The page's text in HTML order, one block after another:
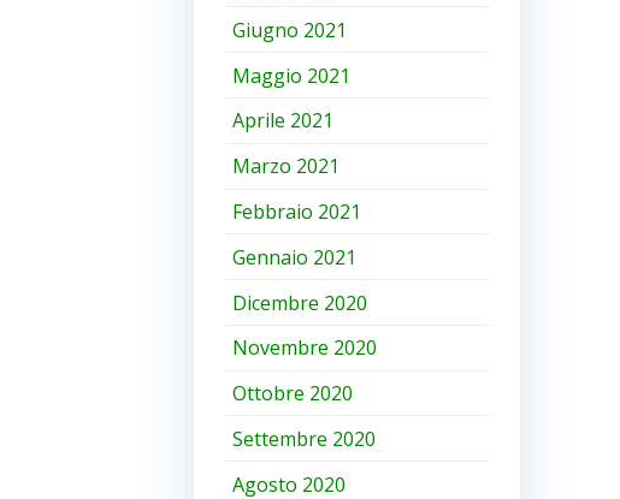
Giugno 2021
Maggio 2021
Aprile 2021
Marzo 2021
Febbraio 2021
Gennaio 2021
Dicembre 2020
Novembre 2020
Ottobre 2020
Settembre 2020
Agosto 2020